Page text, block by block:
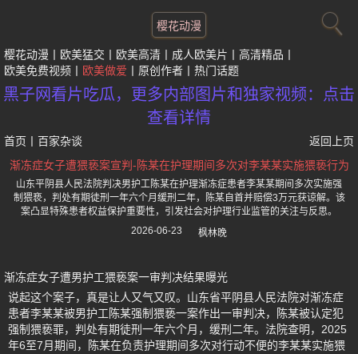
樱花动漫
樱花动漫 欧美猛交 欧美高清 成人欧美片
高清精品
欧美免费视频
欧美做爱 原创作者 热门话题
黑子网看片吃瓜，更多内部图片和独家视频：点击
查看详情
首页 百家杂谈
返回上页
渐冻症女子遭猥亵案宣判-陈某在护理期间多次对李某某实施猥亵行为
山东平阴县人民法院判决男护工陈某在护理渐冻症患者李某某期间多次实施强
制猥亵，判处有期徒刑一年六个月缓刑二年，陈某自首并赔偿3万元获谅解。该
案凸显特殊患者权益保护重要性，引发社会对护理行业监管的关注与反思。
2026-06-23
枫林晚
渐冻症女子遭男护工猥亵案一审判决结果曝光
说起这个案子，真是让人又气又叹。山东省平阴县人民法院对渐冻症
患者李某某被男护工陈某强制猥亵一案作出一审判决，陈某被认定犯
强制猥亵罪，判处有期徒刑一年六个月，缓刑二年。法院查明，2025
年6至7月期间，陈某在负责护理期间多次对行动不便的李某某实施猥